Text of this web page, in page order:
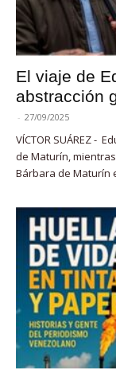
El viaje de
abstracción
- 27/09/2025
VÍCTOR SUÁREZ -
de Maturín,
Bárbara de Maturín